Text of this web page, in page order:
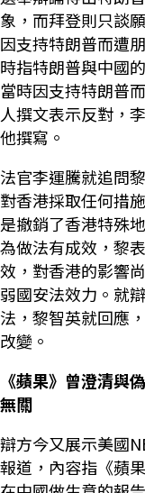
象，而拜登則只談
因支持特朗普而遭
時指特朗普與中國
當時因支持特朗普
人撰文表示反對，
他撰寫。
法官李運騰就追問
對香港採取任何措
是撤銷了香港特殊
為做法有成效，黎
效，對香港的影響
弱國安法效力。就
法，黎智英就回應
改變。
《蘋果》曾澄清與
無關
辯方今又展示美國
報道，內容指《蘋